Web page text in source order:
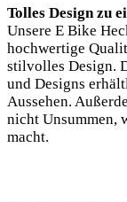
Tolles Design zu
Unsere E Bike
hochwertige
stilvolles Design.
und Designs
Aussehen.
nicht Unsummen,
macht.